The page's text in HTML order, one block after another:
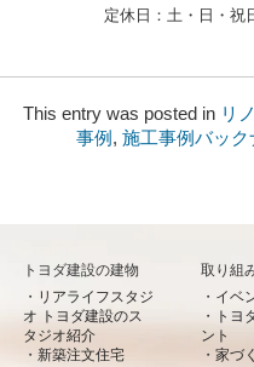
定休日： 土・日・祝
This entry was posted in リ
事例 , 施工事例バック
トヨダ建設の建物
リアライフスタジ
オ トヨダ建設のス
タジオ紹介
新築注文住宅
取り組
イベ
トヨ
ント
家づ